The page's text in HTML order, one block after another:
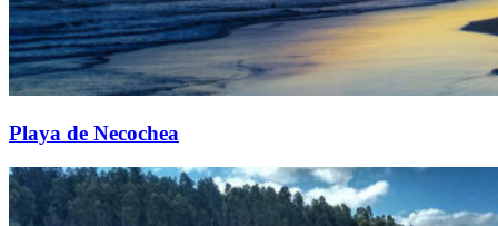
Playa de Necochea